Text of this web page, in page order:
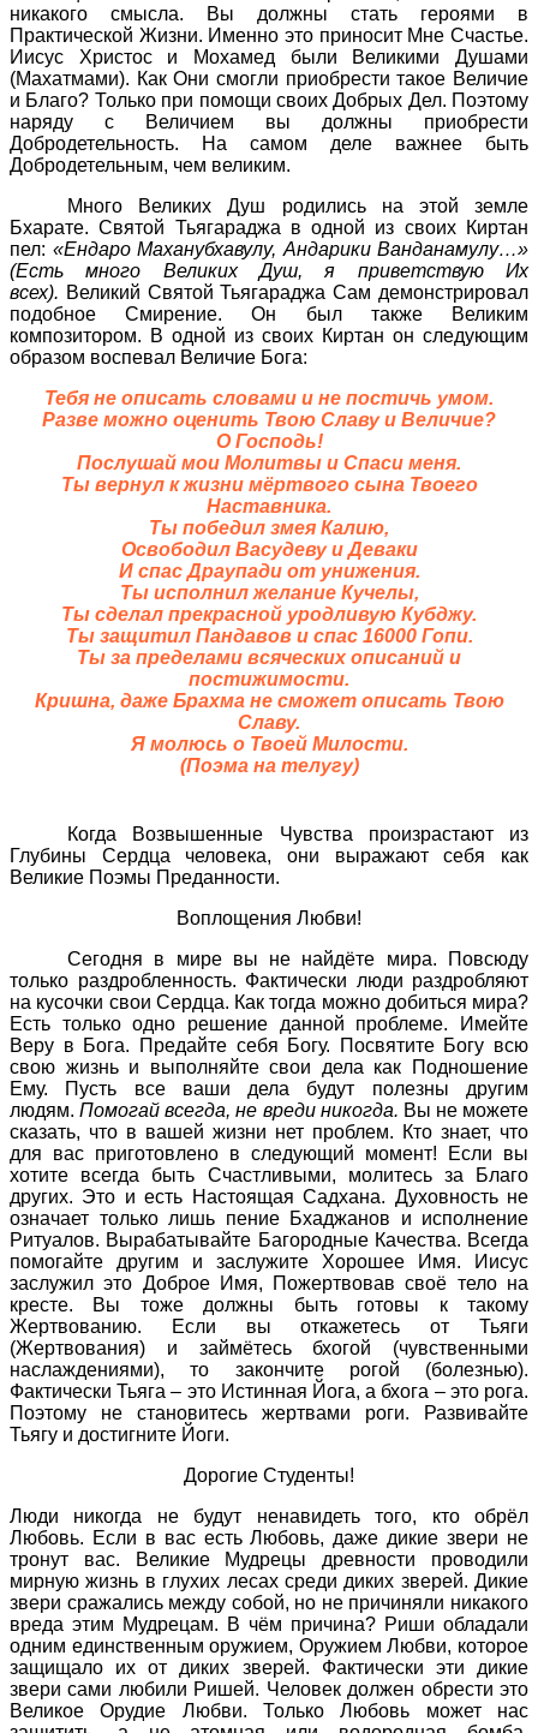
никакого смысла. Вы должны стать героями в
Практической Жизни. Именно это приносит Мне Счастье.
Иисус Христос и Мохамед были Великими Душами
(Махатмами). Как Они смогли приобрести такое Величие
и Благо? Только при помощи своих Добрых Дел. Поэтому
наряду с Величием вы должны приобрести
Добродетельность. На самом деле важнее быть
Добродетельным, чем великим.
Много Великих Душ родились на этой земле
Бхарате. Святой Тьягараджа в одной из своих Киртан
пел: «Ендаро Маханубхавулу, Андарики Ванданамулу…»
(Есть много Великих Душ, я приветствую Их
всех). Великий Святой Тьягараджа Сам демонстрировал
подобное Смирение. Он был также Великим
композитором. В одной из своих Киртан он следующим
образом воспевал Величие Бога:
Тебя не описать словами и не постичь умом.
Разве можно оценить Твою Славу и Величие?
О Господь!
Послушай мои Молитвы и Спаси меня.
Ты вернул к жизни мёртвого сына Твоего
Наставника.
Ты победил змея Калию,
Освободил Васудеву и Деваки
И спас Драупади от унижения.
Ты исполнил желание Кучелы,
Ты сделал прекрасной уродливую Кубджу.
Ты защитил Пандавов и спас 16000 Гопи.
Ты за пределами всяческих описаний и
постижимости.
Кришна, даже Брахма не сможет описать Твою
Славу.
Я молюсь о Твоей Милости.
(Поэма на телугу)
Когда Возвышенные Чувства произрастают из
Глубины Сердца человека, они выражают себя как
Великие Поэмы Преданности.
Воплощения Любви!
Сегодня в мире вы не найдёте мира. Повсюду
только раздробленность. Фактически люди раздробляют
на кусочки свои Сердца. Как тогда можно добиться мира?
Есть только одно решение данной проблеме. Имейте
Веру в Бога. Предайте себя Богу. Посвятите Богу всю
свою жизнь и выполняйте свои дела как Подношение
Ему. Пусть все ваши дела будут полезны другим
людям.Помогай всегда, не вреди никогда. Вы не можете
сказать, что в вашей жизни нет проблем. Кто знает, что
для вас приготовлено в следующий момент! Если вы
хотите всегда быть Счастливыми, молитесь за Благо
других. Это и есть Настоящая Садхана. Духовность не
означает только лишь пение Бхаджанов и исполнение
Ритуалов. Вырабатывайте Багородные Качества. Всегда
помогайте другим и заслужите Хорошее Имя. Иисус
заслужил это Доброе Имя, Пожертвовав своё тело на
кресте. Вы тоже должны быть готовы к такому
Жертвованию. Если вы откажетесь от Тьяги
(Жертвования) и займётесь бхогой (чувственными
наслаждениями), то закончите рогой (болезнью).
Фактически Тьяга – это Истинная Йога, а бхога – это рога.
Поэтому не становитесь жертвами роги. Развивайте
Тьягу и достигните Йоги.
Дорогие Студенты!
Люди никогда не будут ненавидеть того, кто обрёл
Любовь. Если в вас есть Любовь, даже дикие звери не
тронут вас. Великие Мудрецы древности проводили
мирную жизнь в глухих лесах среди диких зверей. Дикие
звери сражались между собой, но не причиняли никакого
вреда этим Мудрецам. В чём причина? Риши обладали
одним единственным оружием, Оружием Любви, которое
защищало их от диких зверей. Фактически эти дикие
звери сами любили Ришей. Человек должен обрести это
Великое Орудие Любви. Только Любовь может нас